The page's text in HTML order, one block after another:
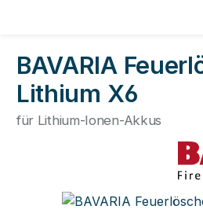
BAVARIA
Lithium X6
für Lithium-Ionen-Akkus
Bildergalerie überspringen